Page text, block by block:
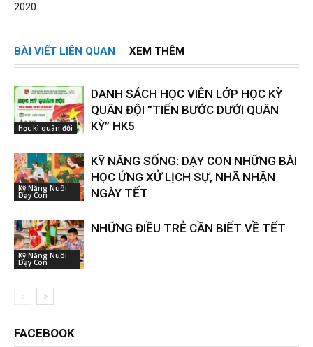
2020
BÀI VIẾT LIÊN QUAN XEM THÊM
Học kì quân đội
DANH SÁCH HỌC VIÊN LỚP HỌC KỲ
QUÂN ĐỘI ”TIẾN BƯỚC DƯỚI QUÂN
KỲ” HK5
Kỹ Năng Nuôi
Dạy Con
KỸ NĂNG SỐNG: DẠY CON NHỮNG BÀI
HỌC ỨNG XỬ LỊCH SỰ, NHÃ NHẶN
NGÀY TẾT
Kỹ Năng Nuôi
Dạy Con
NHỮNG ĐIỀU TRẺ CẦN BIẾT VỀ TẾT
FACEBOOK